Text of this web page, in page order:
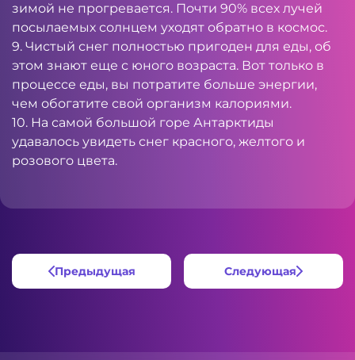
зимой не прогревается. Почти 90% всех лучей
посылаемых солнцем уходят обратно в космос.
9. Чистый снег полностью пригоден для еды, об
этом знают еще с юного возраста. Вот только в
процессе еды, вы потратите больше энергии,
чем обогатите свой организм калориями.
10. На самой большой горе Антарктиды
удавалось увидеть снег красного, желтого и
розового цвета.
Предыдущая Следующая